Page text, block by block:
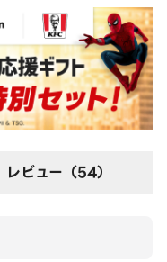
レビュー（54）